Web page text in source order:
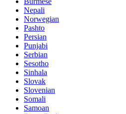
Nepali
Norwegian
Pashto
Persian
Punjabi
Serbian
Sesotho
Sinhala
Slovak
Slovenian
Somali
Samoan